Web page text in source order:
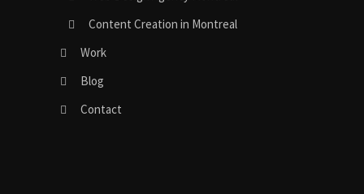
Content Creation in Montreal
Work
Blog
Contact